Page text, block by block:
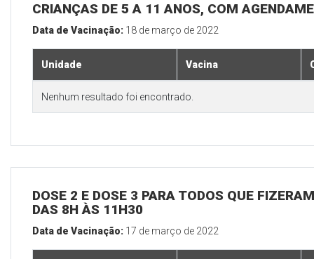
CRIANÇAS DE 5 A 11 ANOS, COM
Data de Vacinação: 18 de março de 2022
Unidade Vacina
Nenhum resultado foi encontrado.
DOSE 2 E DOSE 3 PARA TODOS QUE
DAS 8H ÀS 11H30
Data de Vacinação: 17 de março de 2022